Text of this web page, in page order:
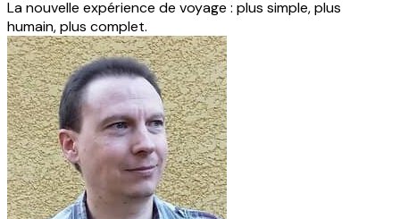
La nouvelle expérience de voyage : plus simple, plus
humain, plus complet.